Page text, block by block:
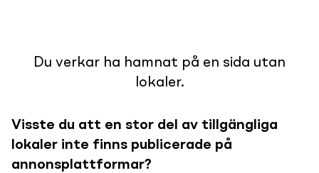
Du verkar ha hamnat på en sida utan
lokaler.
Visste du att en stor del av tillgängliga
lokaler inte finns publicerade på
annonsplattformar?